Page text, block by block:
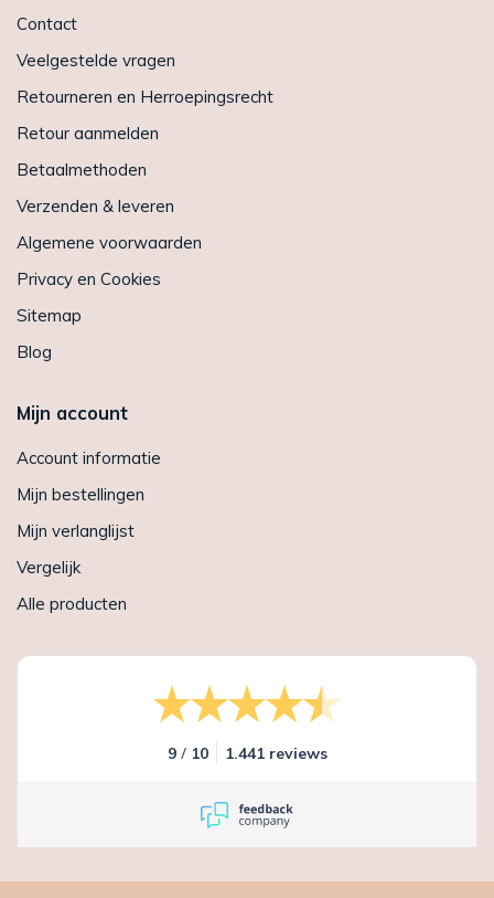
Contact
Veelgestelde vragen
Retourneren en Herroepingsrecht
Retour aanmelden
Betaalmethoden
Verzenden & leveren
Algemene voorwaarden
Privacy en Cookies
Sitemap
Blog
Mijn account
Account informatie
Mijn bestellingen
Mijn verlanglijst
Vergelijk
Alle producten
9 / 10 1.441 reviews